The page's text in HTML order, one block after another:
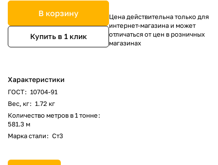
В корзину
Купить в 1 клик
Характеристики
ГОСТ: 10704-91
Вес, кг: 1.72 кг
Количество метров в 1 тонне:
581.3 м
Марка стали: Ст3
Цена действительна только для
интернет-магазина и может
отличаться от цен в розничных
магазинах